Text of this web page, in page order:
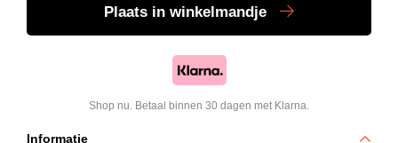
Plaats in winkelmandje
Shop nu. Betaal binnen 30 dagen met Klarna.
Informatie